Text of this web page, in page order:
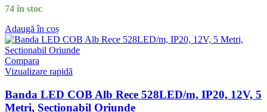
74 în stoc
Adaugă în coș
Compara
Vizualizare rapidă
Banda LED COB Alb Rece 528LED/m, IP20, 12V, 5
Metri, Sectionabil Oriunde